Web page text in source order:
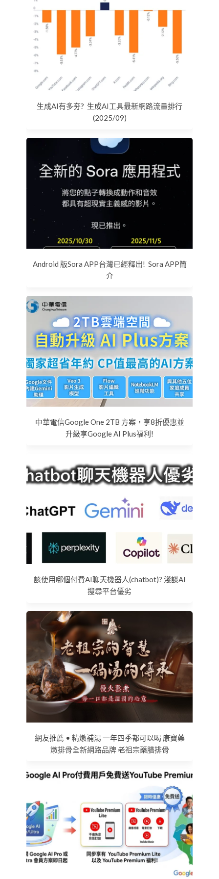
生成AI有多夯? 生成AI工具最新網路流量排行
(2025/09)
Android 版Sora APP台灣已經釋出! Sora APP簡
介
中華電信Google One 2TB 方案，享8折優惠並
升級享Google AI Plus福利!
該使用哪個付費AI聊天機器人(chatbot)? 淺談AI
搜尋平台優劣
網友推薦 • 精燉補湯 一年四季都可以喝 康寶藥
燉排骨全新網路品牌 老祖宗藥膳排骨